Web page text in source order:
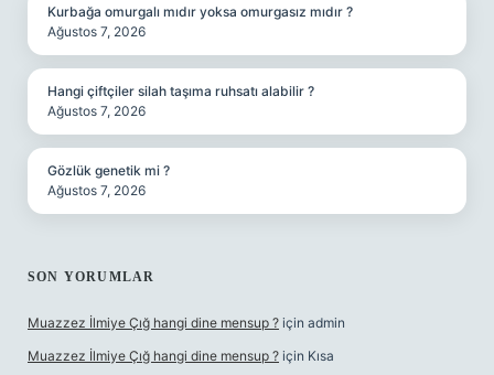
Kurbağa omurgalı mıdır yoksa omurgasız mıdır ?
Ağustos 7, 2026
Hangi çiftçiler silah taşıma ruhsatı alabilir ?
Ağustos 7, 2026
Gözlük genetik mi ?
Ağustos 7, 2026
SON YORUMLAR
Muazzez İlmiye Çığ hangi dine mensup ? için admin
Muazzez İlmiye Çığ hangi dine mensup ? için Kısa